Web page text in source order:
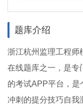
题库介绍
浙江杭州监理工程师
在线题库之一，是专
的考试APP平台，
冲刺的提分技巧自我